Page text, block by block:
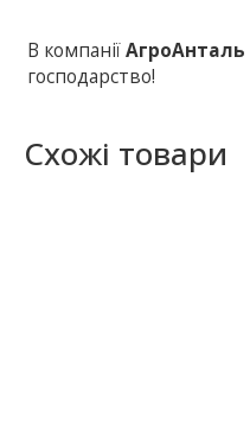
В компаніїАгроАнталь
господарство!
Схожі товари